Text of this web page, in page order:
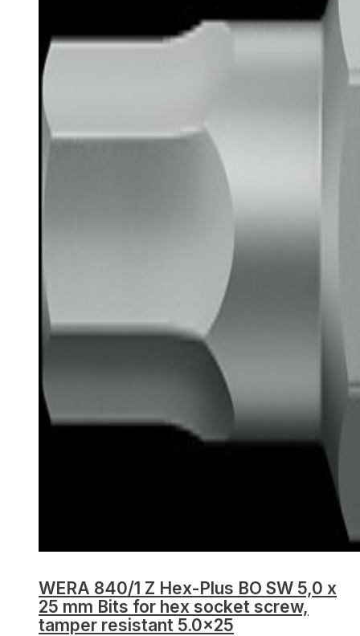
WERA 840/1 Z Hex-Plus BO SW 5,0 x
25 mm Bits for hex socket screw,
tamper resistant 5.0×25